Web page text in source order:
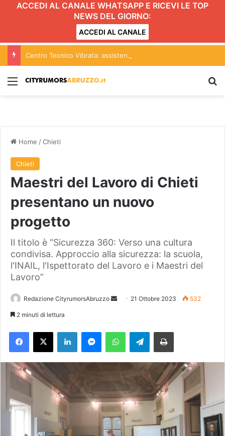
ACCEDI AL CANALE WHATSAPP E RICEVI LE TOP
NEWS DEL GIORNO:
ACCEDI AL CANALE
Menu
Home /Chieti
Chieti
Maestri del Lavoro di Chieti
presentano un nuovo
progetto
Il titolo è “Sicurezza 360: Verso una cultura
condivisa. Approccio alla sicurezza: la scuola,
l'INAIL, l'Ispettorato del Lavoro e i Maestri del
Lavoro”
Redazione CityrumorsAbruzzo
a
'
e
m
a
i
21 Ottobre 2023 532
2 minuti di lettura
Telegram